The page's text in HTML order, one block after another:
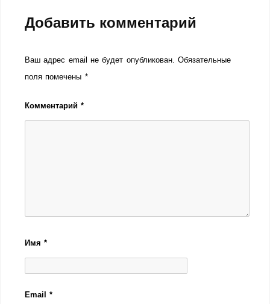
Добавить комментарий
Ваш адрес email не будет опубликован. Обязательные
поля помечены *
Комментарий*
Имя*
Email*